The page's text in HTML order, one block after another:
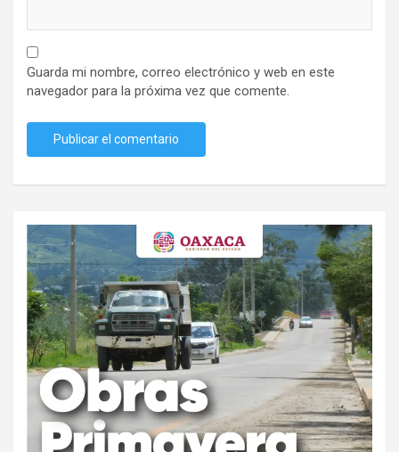
Guarda mi nombre, correo electrónico y web en este
navegador para la próxima vez que comente.